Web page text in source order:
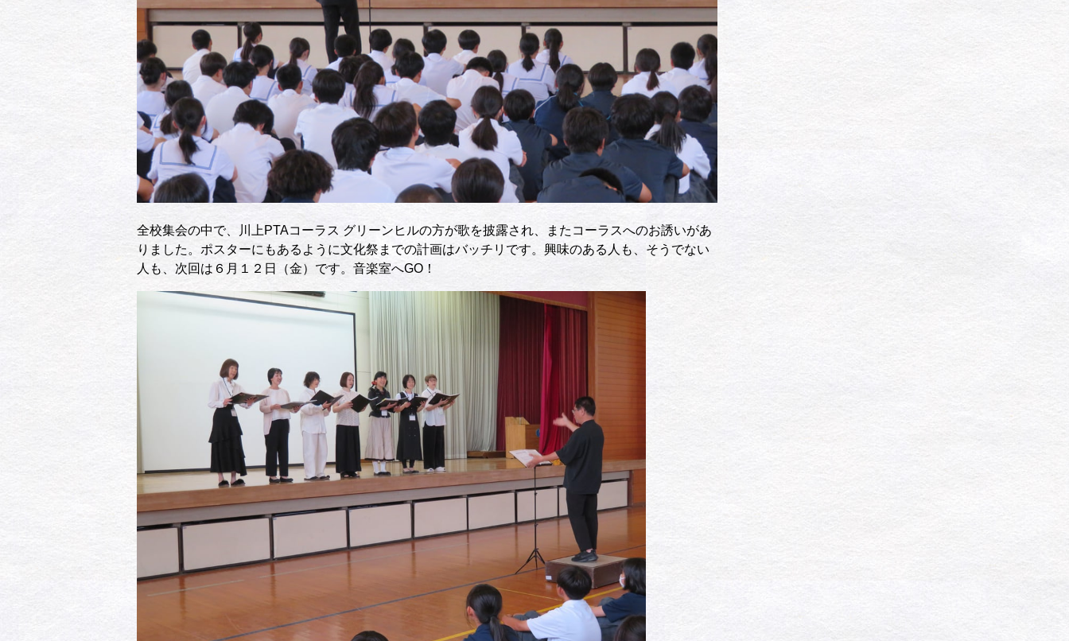
全校集会の中で、川上PTAコーラス グリーンヒルの方が歌を披露され、またコーラスへのお誘いがあ
りました。ポスターにもあるように文化祭までの計画はバッチリです。興味のある人も、そうでない
人も、次回は６月１２日（金）です。音楽室へGO！